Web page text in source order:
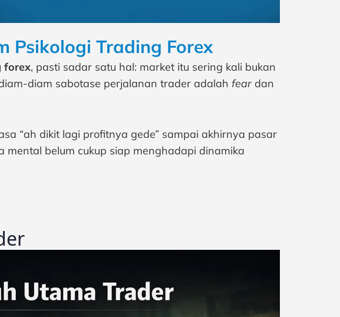
Psikologi Trading Forex
forex, pasti sadar satu hal: market itu sering kali bukan
diam sabotase perjalanan trader adalah fear dan
“ah dikit lagi profitnya gede” sampai akhirnya pasar
belum cukup siap menghadapi dinamika